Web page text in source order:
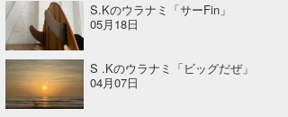
S.Kのウラナミ「サーFin」
05月18日
S .Kのウラナミ「ビッグだぜ」
04月07日